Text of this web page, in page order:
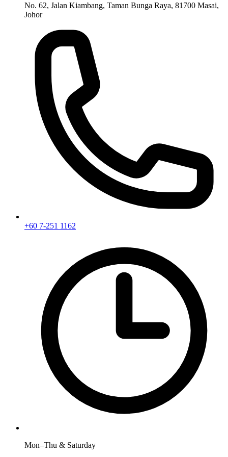
No. 62, Jalan Kiambang, Taman Bunga Raya, 81700 Masai,
Johor
+60 7-251 1162
Mon–Thu & Saturday